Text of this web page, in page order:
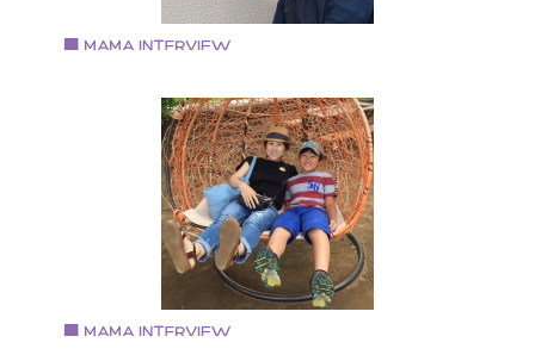
大東 由紀恵さん
ウッドバーニング作家 cafe smile工房 経営
大阪市港区にcafe smile工房をオープン 経営者・ハンド
メイド作家・料理人という多彩な顔を持つ三児のママ